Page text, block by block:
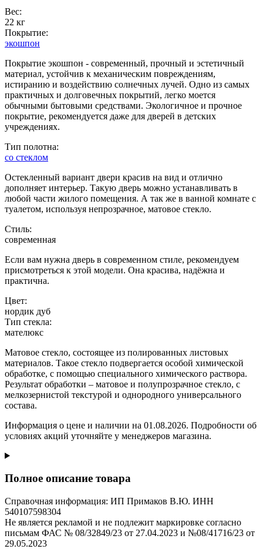
Вес:
22 кг
Покрытие:
экошпон
Покрытие экошпон - современный, прочный и эстетичный
материал, устойчив к механическим повреждениям,
истиранию и воздействию солнечных лучей. Одно из самых
практичных и долговечных покрытий, легко моется
обычными бытовыми средствами. Экологичное и прочное
покрытие, рекомендуется даже для дверей в детских
учреждениях.
Тип полотна:
со стеклом
Остекленный вариант двери красив на вид и отлично
дополняет интерьер. Такую дверь можно устанавливать в
любой части жилого помещения. А так же в ванной комнате с
туалетом, используя непрозрачное, матовое стекло.
Стиль:
современная
Если вам нужна дверь в современном стиле, рекомендуем
присмотреться к этой модели. Она красива, надёжна и
практична.
Цвет:
нордик дуб
Тип стекла:
мателюкс
Матовое стекло, состоящее из полированных листовых
материалов. Такое стекло подвергается особой химической
обработке, с помощью специального химического раствора.
Результат обработки – матовое и полупрозрачное стекло, с
мелкозернистой текстурой и однородного универсального
состава.
Информация о цене и наличии на 01.08.2026. Подробности об
условиях акций уточняйте у менеджеров магазина.
Полное описание товара
Справочная информация: ИП Примаков В.Ю. ИНН
540107598304
Не является рекламой и не подлежит маркировке согласно
письмам ФАС № 08/32849/23 от 27.04.2023 и №08/41716/23 от
29.05.2023